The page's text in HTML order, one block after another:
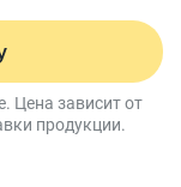
Цена зависит от
продукции.